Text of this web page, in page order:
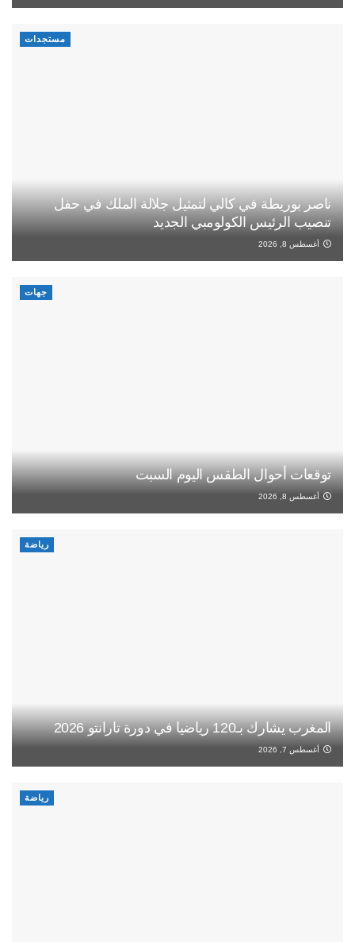
مستجدات
ناصر بوريطة في كالي لتمثيل جلالة الملك في حفل
تنصيب الرئيس الكولومبي الجديد
أغسطس 8, 2026
جهات
توقعات أحوال الطقس اليوم السبت
أغسطس 8, 2026
رياضة
المغرب يشارك بـ120 رياضيا في دورة تارانتو 2026
أغسطس 7, 2026
رياضة